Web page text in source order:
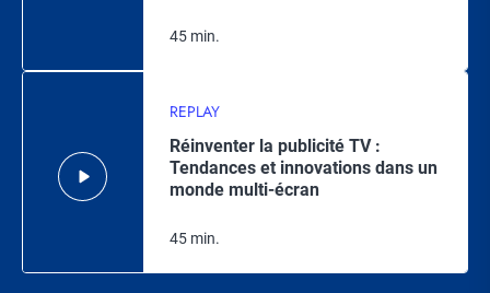
45 min.
REPLAY
Réinventer la publicité TV :
Tendances et innovations dans un
monde multi-écran
45 min.